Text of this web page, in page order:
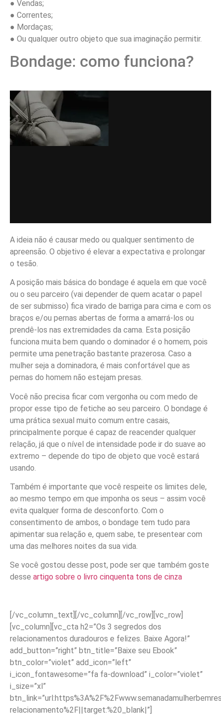
● Vendas;
● Correntes;
● Mordaças;
● Ou qualquer outro objeto que sua imaginação permitir.
Bondage: como funciona?
A ideia não é causar medo ou qualquer sentimento de
apreensão. O objetivo é elevar a expectativa e prolongar
o tesão.
A posição mais básica do bondage é aquela em que você
ou o seu parceiro (vai depender de quem acatar o papel
de ser submisso) fica virado de barriga para cima e com os
braços e/ou pernas abertas de forma a amarrá-los ou
prendê-los nas extremidades da cama. Esta posição
funciona muita bem quando o dominador é o homem, pois
permite uma penetração bastante prazerosa. Caso a
mulher seja a dominadora, é mais confortável que as
pernas do homem não estejam presas.
Você não precisa ficar com vergonha ou com medo de
propor esse tipo de fetiche ao seu parceiro. O bondage é
uma prática sexual muito comum entre casais,
principalmente porque é capaz de reacender qualquer
relação, já que o nível de intensidade pode ir do suave ao
extremo – depende do tipo de objeto que você estará
usando.
Também é importante que você respeite os limites dele,
ao mesmo tempo em que imponha os seus – assim você
evita qualquer forma de desconforto. Com o
consentimento de ambos, o bondage tem tudo para
apimentar sua relação e, quem sabe, te presentear com
uma das melhores noites da sua vida.
Se você gostou desse post, pode ser que também goste
desse artigo sobre o livro cinquenta tons de cinza
[/vc_column_text][/vc_column][/vc_row][vc_row]
[vc_column][vc_cta h2=”Os 3 segredos dos
relacionamentos duradouros e felizes. Baixe Agora!”
add_button=”right” btn_title=”Baixe seu Ebook”
btn_color=”violet” add_icon=”left”
i_icon_fontawesome=”fa fa-download” i_color=”violet”
i_size=”xl”
relacionamento%2F||target:%20_blank|”]